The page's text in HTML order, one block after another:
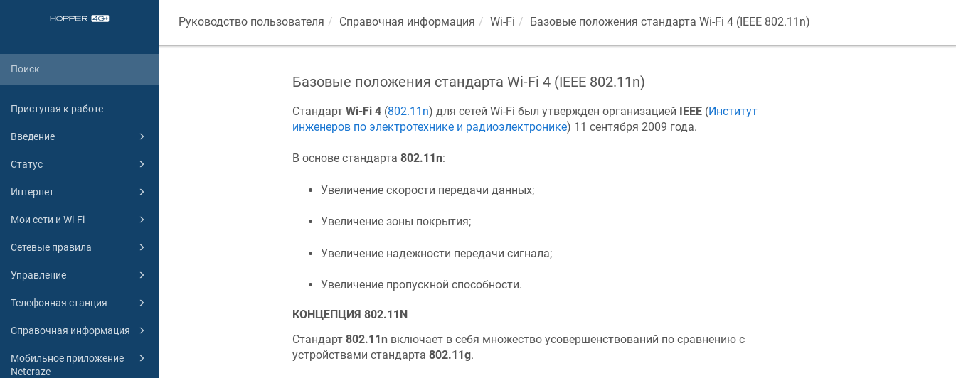
Приступая к работе
Введение
Статус
Интернет
Мои сети и Wi-Fi
Сетевые правила
Управление
Телефонная станция
Справочная информация
Мобильное приложение
Netcraze
Руководство пользователя Справочная информация Wi-Fi Базовые положения стандарта Wi-Fi 4 (IEEE 802.11n)
Базовые положения стандарта Wi-Fi 4 (IEEE 802.11n)
Стандарт Wi-Fi 4(802.11n) для сетей Wi-Fi был утвержден организацией IEEE(Институт
инженеров по электротехнике и радиоэлектронике) 11 сентября 2009 года.
В основе стандарта 802.11n:
Увеличение скорости передачи данных;
Увеличение зоны покрытия;
Увеличение надежности передачи сигнала;
Увеличение пропускной способности.
КОНЦЕПЦИЯ 802.11N
Стандарт 802.11n включает в себя множество усовершенствований по сравнению с
устройствами стандарта 802.11g.